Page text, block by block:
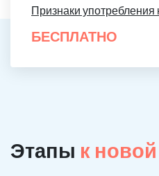
Признаки употребления
БЕСПЛАТНО
Этапы к